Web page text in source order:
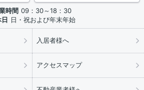
時間 09：30～18：30
日 日・祝および年末年始
入居者様へ
アクセスマップ